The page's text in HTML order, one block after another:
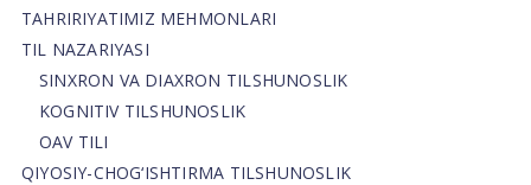
TAHRIRIYATIMIZ MEHMONLARI
TIL NAZARIYASI
SINXRON VA DIAXRON TILSHUNOSLIK
KOGNITIV TILSHUNOSLIK
OAV TILI
QIYOSIY-CHOG‘ISHTIRMA TILSHUNOSLIK